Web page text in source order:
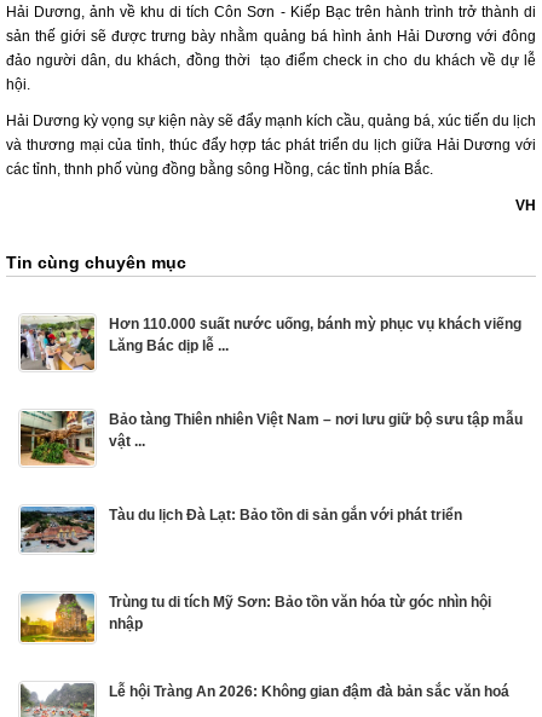
Hải Dương, ảnh về khu di tích Côn Sơn - Kiếp Bạc trên hành trình trở thành di
sản thế giới sẽ được trưng bày nhằm quảng bá hình ảnh Hải Dương với đông
đảo người dân, du khách, đồng thời tạo điểm check in cho du khách về dự lễ
hội.
Hải Dương kỳ vọng sự kiện này sẽ đẩy mạnh kích cầu, quảng bá, xúc tiến du lịch
và thương mại của tỉnh, thúc đẩy hợp tác phát triển du lịch giữa Hải Dương với
các tỉnh, thnh phố vùng đồng bằng sông Hồng, các tỉnh phía Bắc.
VH
Tin cùng chuyên mục
Hơn 110.000 suất nước uống, bánh mỳ phục vụ khách viếng
Lăng Bác dịp lễ ...
Bảo tàng Thiên nhiên Việt Nam – nơi lưu giữ bộ sưu tập mẫu
vật ...
Tàu du lịch Đà Lạt: Bảo tồn di sản gắn với phát triển
Trùng tu di tích Mỹ Sơn: Bảo tồn văn hóa từ góc nhìn hội
nhập
Lễ hội Tràng An 2026: Không gian đậm đà bản sắc văn hoá